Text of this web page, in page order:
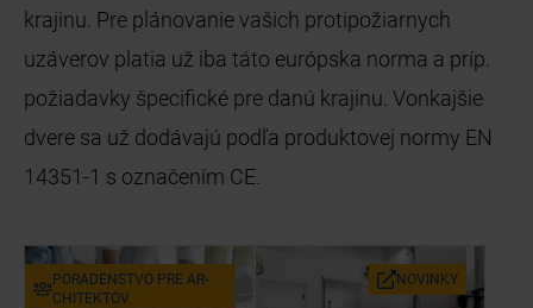
krajinu. Pre plánovanie vašich protipožiarnych
uzáverov platia už iba táto európska norma a príp.
požiadavky špecifické pre danú krajinu. Vonkajšie
dvere sa už dodávajú podľa produktovej normy EN
14351-1 s označením CE.
PO­RA­DEN­STVO PRE AR­
CHI­TEK­TOV
NO­VIN­KY